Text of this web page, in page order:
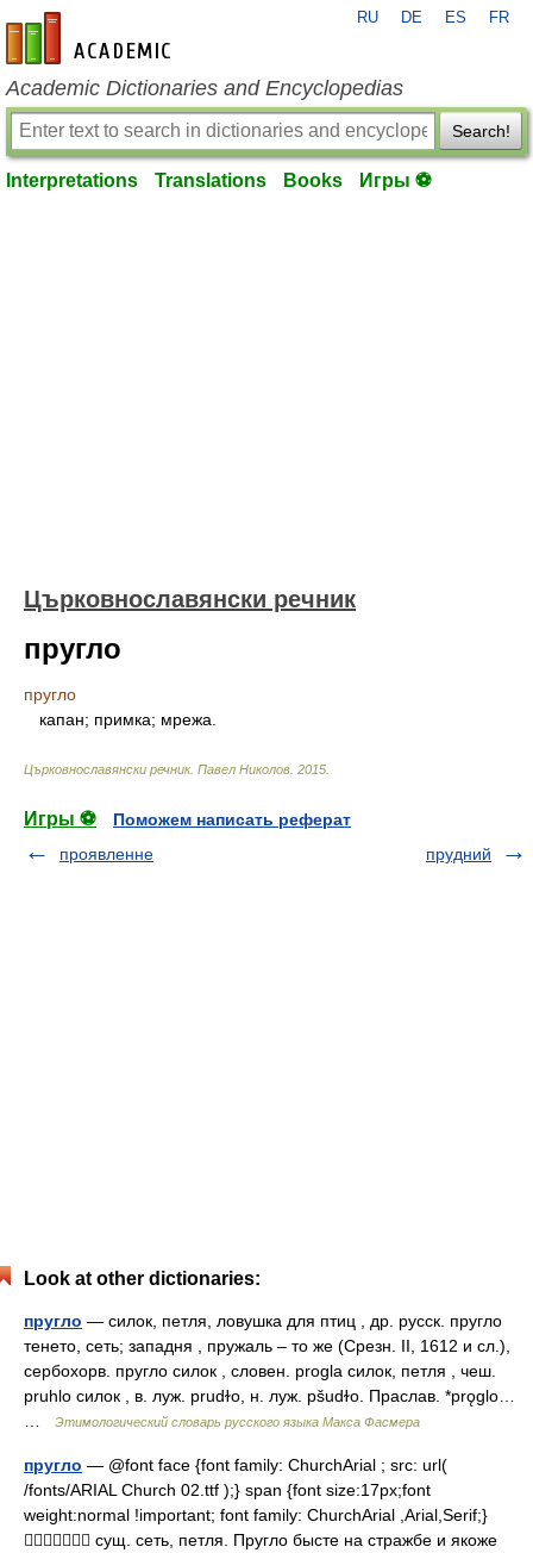
en-academic.com
RU DE ES FR
Academic Dictionaries and Encyclopedias
Search!
Interpretations Translations Books Игры ⚽
Църковнославянски речник
пругло
пругло
капан; примка; мрежа.
Църковнославянски речник. Павел Николов 2015
Игры ⚽
Поможем написать реферат
проявленне
прудний
Look at other dictionaries:
пругло — силок, петля, ловушка для птиц , др. русск. пругло
тенето, сеть; западня , пружаль – то же (Срезн. II, 1612 и сл.),
сербохорв. пругло силок , словен. progla силок, петля , чеш.
pruhlo силок , в. луж. prudɫo, н. луж. рšudɫо. Праслав. *prǫglo…
Этимологический словарь русского языка Макса Фасмера
пругло — @font face {font family: ChurchArial ; src: url(
/fonts/ARIAL Church 02.ttf );} span {font size:17px;font
weight:normal !important; font family: ChurchArial ,Arial,Serif;}
 сущ. сеть, петля. Пругло бысте на стражбе и якоже